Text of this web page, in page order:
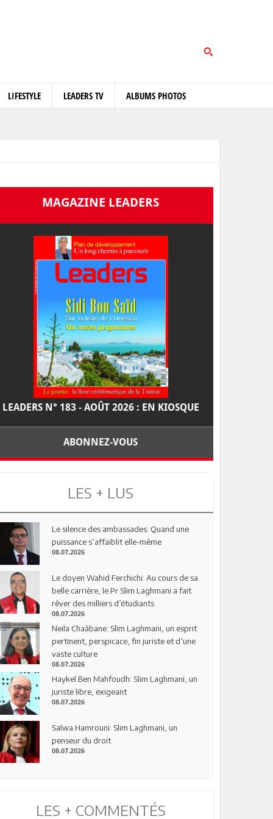
LIFESTYLE LEADERS TV ALBUMS PHOTOS
MAGAZINE LEADERS
LEADERS N° 183 - AOÛT 2026 : EN KIOSQUE
ABONNEZ-VOUS
LES + LUS
Le silence des ambassades: Quand une
puissance s’affaiblit elle-même
08.07.2026
Le doyen Wahid Ferchichi: Au cours de sa
belle carrière, le Pr Slim Laghmani a fait
rêver des milliers d’étudiants
08.07.2026
Neila Chaâbane: Slim Laghmani, un esprit
pertinent, perspicace, fin juriste et d’une
vaste culture
08.07.2026
Haykel Ben Mahfoudh: Slim Laghmani, un
juriste libre, exigeant
08.07.2026
Salwa Hamrouni: Slim Laghmani, un
penseur du droit
08.07.2026
LES + COMMENTÉS